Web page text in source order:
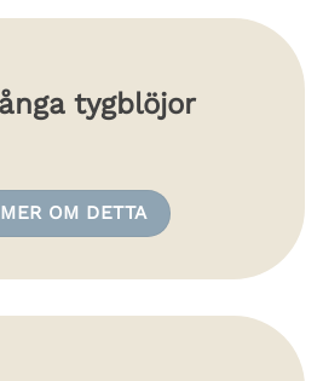
tygblöjor
OM DETTA